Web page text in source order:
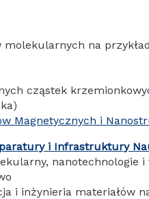
molekularnych na
cząstek
Magnetycznych i
i Infrastruktury
nanotechnologie
i inżynieria materiałów